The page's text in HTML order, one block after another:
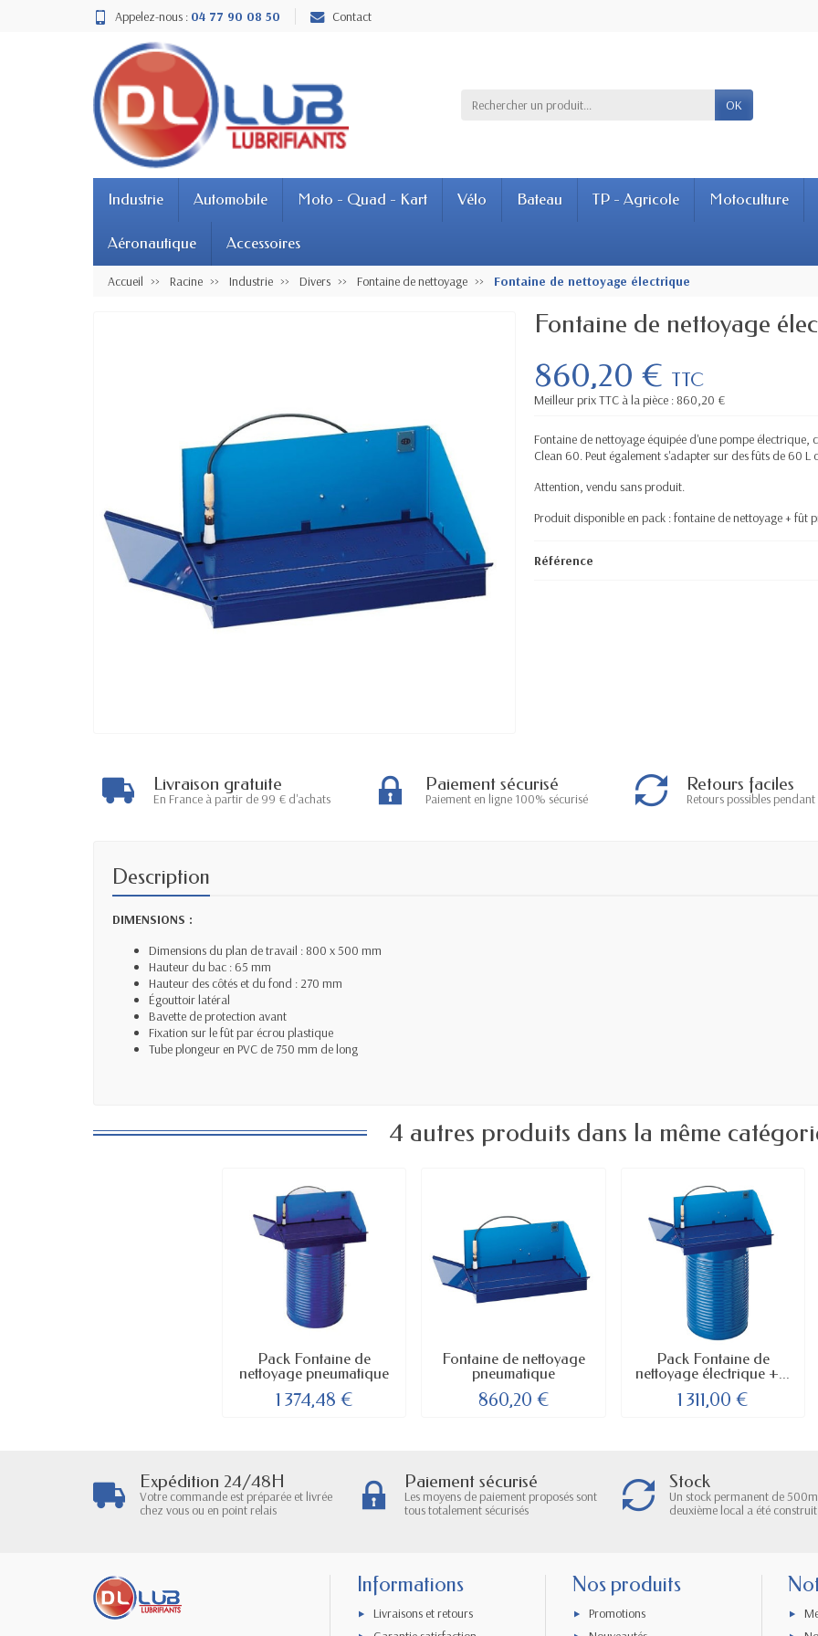
Appelez-nous : 04 77 90 08 50 Contact
OK
Industrie Automobile Moto - Quad - Kart Vélo Bateau TP - Agricole Motoculture
Aéronautique Accessoires
Accueil Racine Industrie Divers Fontaine de nettoyage Fontaine de nettoyage électrique
Fontaine de nettoyage
860,20 € TTC
Meilleur prix TTC à la pièce : 860,20 €
Fontaine de nettoyage équipée d'une pompe
Clean 60. Peut également s'adapter sur des fûts de 60
Attention, vendu sans produit.
Produit disponible en pack : fontaine de nettoyage + fût
Référence
Livraison gratuite
En France à partir de 99 € d'achats
Paiement sécurisé
Paiement en ligne 100% sécurisé
Retours faciles
Retours possibles
Description
DIMENSIONS :
Dimensions du plan de travail : 800 x 500 mm
Hauteur du bac : 65 mm
Hauteur des côtés et du fond : 270 mm
Égouttoir latéral
Bavette de protection avant
Fixation sur le fût par écrou plastique
Tube plongeur en PVC de 750 mm de long
4 autres produits dans la même
Pack Fontaine de
nettoyage pneumatique
+...
1 374,48 €
Fontaine de nettoyage
pneumatique
860,20 €
Pack Fontaine de
nettoyage électrique +...
1 311,00 €
Expédition 24/48H
Votre commande est préparée et livrée
chez vous ou en point relais
Paiement sécurisé
Les moyens de paiement proposés sont
tous totalement sécurisés
Stock
Un stock permanent de
deuxième local a été construit
Informations
Livraisons et retours
Nos produits
Promotions